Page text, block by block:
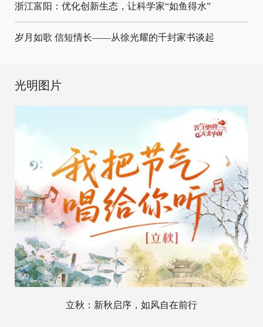
浙江富阳：优化创新生态，让科学家“如鱼得水”
岁月如歌 信短情长——从徐光耀的千封家书谈起
光明图片
立秋：新秋启序，如风自在前行